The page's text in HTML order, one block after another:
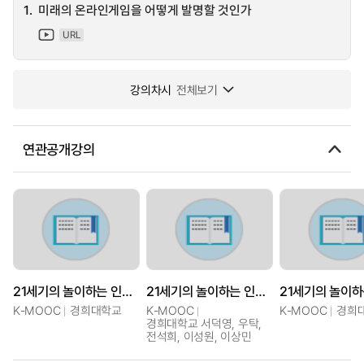
1. 미래의 온라인게임을 어떻게 발명할 것인가
URL
강의차시 전체보기
연관공개강의
21세기의 놀이하는 인간 : 컴퓨터게임 개론
K-MOOC 경희대학교
21세기의 놀이하는 인간 : 컴퓨터게임 개론
K-MOOC
경희대학교 서덕영, 우탁,
전석희, 이성원, 이상민
K-MOOC 경희